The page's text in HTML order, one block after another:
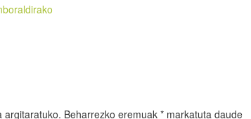
argitaratuko. Beharrezko eremuak * markatuta daude